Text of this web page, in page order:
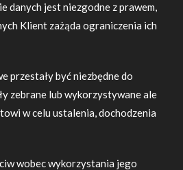
danych jest niezgodne z prawem,
Klient zażąda ograniczenia ich
przestały być niezbędne do
zebrane lub wykorzystywane ale
w celu ustalenia, dochodzenia
wobec wykorzystania jego